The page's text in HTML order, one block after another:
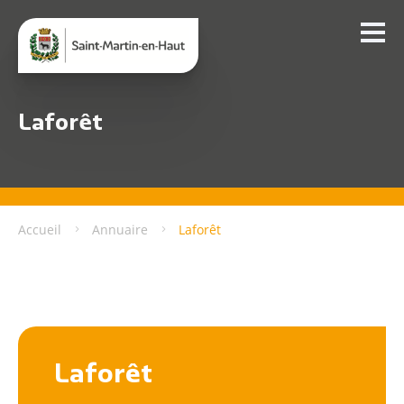
Laforêt
Accueil Annuaire Laforêt
Laforêt